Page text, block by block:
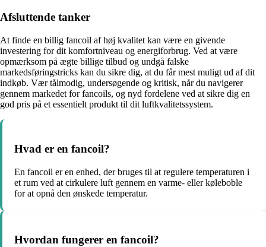
Afsluttende tanker
At finde en billig fancoil af høj kvalitet kan være en givende
investering for dit komfortniveau og energiforbrug. Ved at være
opmærksom på ægte billige tilbud og undgå falske
markedsføringstricks kan du sikre dig, at du får mest muligt ud af dit
indkøb. Vær tålmodig, undersøgende og kritisk, når du navigerer
gennem markedet for fancoils, og nyd fordelene ved at sikre dig en
god pris på et essentielt produkt til dit luftkvalitetssystem.
Hvad er en fancoil?
En fancoil er en enhed, der bruges til at regulere temperaturen i
et rum ved at cirkulere luft gennem en varme- eller køleboble
for at opnå den ønskede temperatur.
Hvordan fungerer en fancoil?